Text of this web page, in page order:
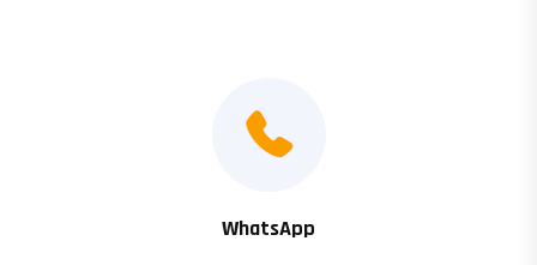
WhatsApp